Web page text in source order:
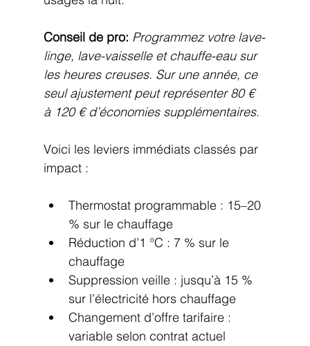
Conseil de pro: Programmez votre lave-
linge, lave-vaisselle et chauffe-eau sur
les heures creuses. Sur une année, ce
seul ajustement peut représenter 80 €
à 120 € d’économies supplémentaires.
Voici les leviers immédiats classés par
impact :
Thermostat programmable : 15–20
% sur le chauffage
Réduction d’1 °C : 7 % sur le
chauffage
Suppression veille : jusqu’à 15 %
sur l’électricité hors chauffage
Changement d’offre tarifaire :
variable selon contrat actuel